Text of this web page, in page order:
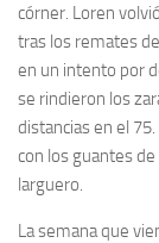
córner. Loren
tras los remates
en un intento por
se rindieron los
distancias en el
con los guantes
larguero.
La semana que